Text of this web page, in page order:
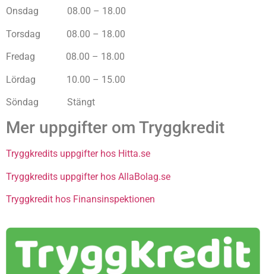
Onsdag 08.00 – 18.00
Torsdag 08.00 – 18.00
Fredag 08.00 – 18.00
Lördag 10.00 – 15.00
Söndag Stängt
Mer uppgifter om Tryggkredit
Tryggkredits uppgifter hos Hitta.se
Tryggkredits uppgifter hos AllaBolag.se
Tryggkredit hos Finansinspektionen